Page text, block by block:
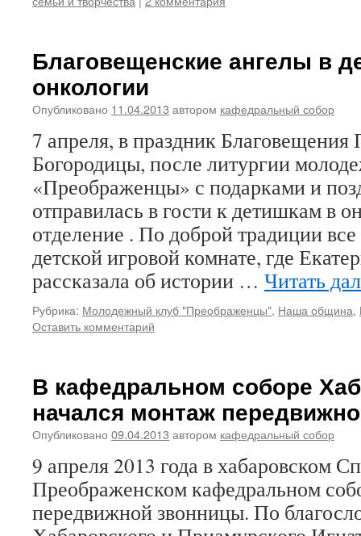
Благовещенские ангелы в
онкологии
Опубликовано 11.04.2013 автором кафедральный собор
7 апреля, в праздник Благовещения
Богородицы, после литургии
«Преображенцы» с подарками и
отправилась в гости к детишкам в
отделение . По доброй традиции
детской игровой комнате, где
рассказала об истории … Читать
Рубрика: Молодежный клуб "Преображенцы", Наша община,
Оставить комментарий
В кафедральном соборе
начался монтаж
Опубликовано 09.04.2013 автором кафедральный собор
9 апреля 2013 года в хабаровском
Преображенском кафедральном
передвижной звонницы. По